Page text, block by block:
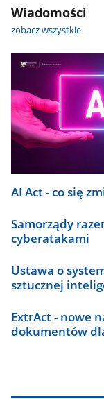
Wiadomości
zobacz wszystkie
AI Act - co się
Samorządy
cyberatakami
Ustawa o
sztucznej
ExtrAct - nowe
dokumentów